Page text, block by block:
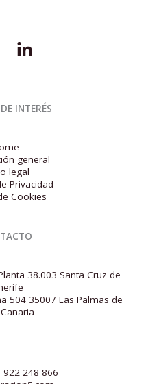
INTERÉS
general
legal
Privacidad
Cookies
38.003 Santa Cruz de
504 35007 Las Palmas de
922 248 866